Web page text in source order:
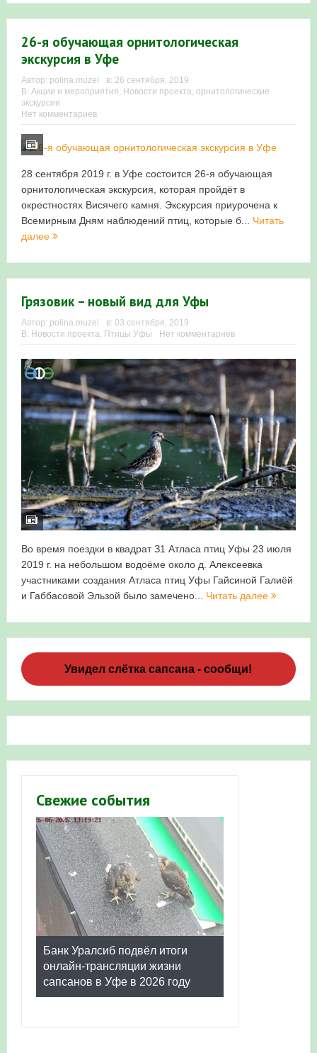
в Республике Башкортостан в 2026 году
26-я обучающая орнитологическая
экскурсия в Уфе
Автор: polina.muzei в: 26 сентября, 2019
В: Акции и мероприятия, Новости проекта, орнитологические
экскурсии
Нет комментариев
28 сентября 2019 г. в Уфе состоится 26-я обучающая
орнитологическая экскурсия, которая пройдёт в
окрестностях Висячего камня. Экскурсия приурочена к
Всемирным Дням наблюдений птиц, которые б... Читать
далее
Грязовик – новый вид для Уфы
Автор: polina.muzei в: 03 сентября, 2019
В: Новости проекта, Птицы Уфы Нет комментариев
Во время поездки в квадрат З1 Атласа птиц Уфы 23 июля
2019 г. на небольшом водоёме около д. Алексеевка
участниками создания Атласа птиц Уфы Гайсиной Галиёй
и Габбасовой Эльзой было замечено... Читать далее
Увидел слётка сапсана - сообщи!
Свежие события
Банк Уралсиб подвёл итоги
онлайн-трансляции жизни
сапсанов в Уфе в 2026 году